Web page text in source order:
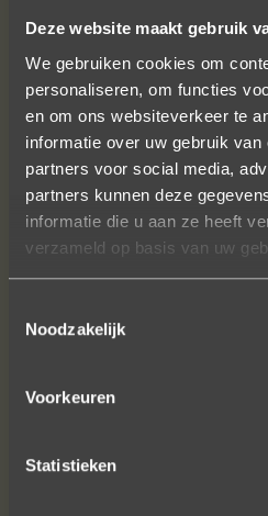
Deze website maakt gebruik
We gebruiken cookies om
personaliseren, om functies
en om ons websiteverkeer te
informatie over uw gebruik
partners voor social media,
partners kunnen deze
informatie die u aan ze heeft
verzameld op basis van uw
Noodzakelijk
Voorkeuren
Statistieken
€ 415,-